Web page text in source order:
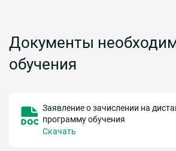
Документы
обучения
Заявление о зачислении на
программу обучения
Скачать